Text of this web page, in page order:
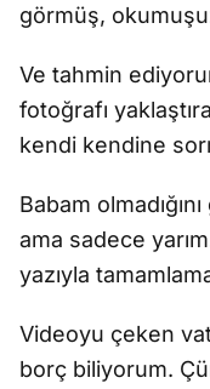
görmüş,
Ve tahmin
fotoğrafı
kendi kendine
Babam
ama sadece
yazıyla
Videoyu çeken
borç biliyorum.